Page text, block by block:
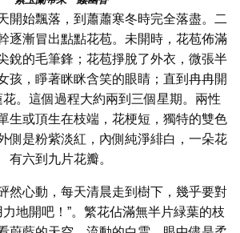
開始飄落，到蕭蕭寒冬時完全落盡。二
逐漸冒出點點花苞。未開時，花苞佈滿
銳的毛筆鋒；花苞掙脫了外衣，微張半
孩，睜著眯眯含笑的眼睛；直到冉冉開
。這個過程大約兩到三個星期。兩性
生或頂生在枝端，花梗短，獨特的雙色
側是粉紫淡紅，內側純淨緋白，一朵花
有六到九片花瓣。
然心動，每天清晨走到樹下，幾乎要對
地開吧！”。繁花佔滿無半片緑葉的枝